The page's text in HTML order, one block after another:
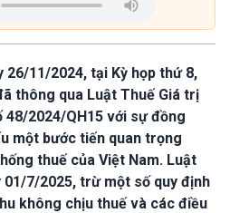
26/11/2024, tại Kỳ họp thứ 8,
thông qua Luật Thuế Giá trị
48/2024/QH15 với sự đồng
một bước tiến quan trọng
thuế của Việt Nam. Luật
7/2025, trừ một số quy định
không chịu thuế và các điều